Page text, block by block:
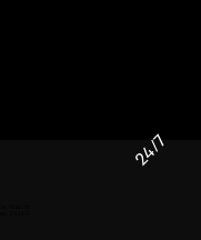
24/7